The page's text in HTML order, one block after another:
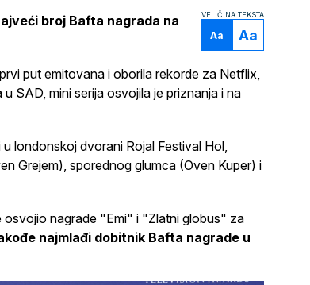
VELIČINA TEKSTA
Aa Aa
broj Bafta nagrada na
put emitovana i oborila rekorde za Netflix,
SAD, mini serija osvojila je priznanja i na
londonskoj dvorani Rojal Festival Hol,
Grejem), sporednog glumca (Oven Kuper) i
osvojio nagrade "Emi" i "Zlatni globus" za
najmlađi dobitnik Bafta nagrade u